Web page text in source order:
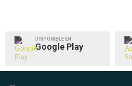
DISPONIBLE EN
Google Play